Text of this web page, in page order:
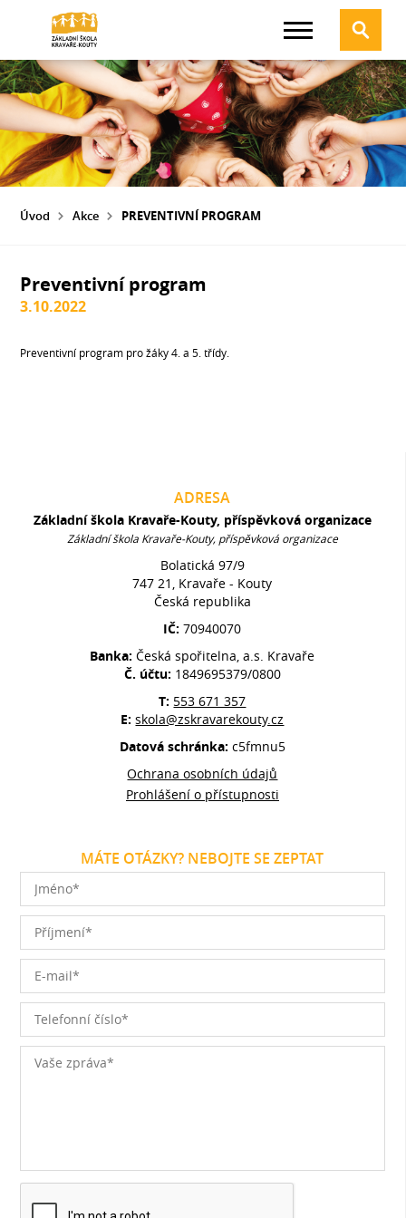
Úvod Akce PREVENTIVNÍ PROGRAM
Preventivní program
3.10.2022
Preventivní program pro žáky 4. a 5. třídy.
ADRESA
Základní škola Kravaře-Kouty, příspěvková organizace
Základní škola Kravaře-Kouty, příspěvková organizace
Bolatická 97/9
747 21, Kravaře - Kouty
Česká republika
IČ:70940070
Banka:Česká spořitelna, a.s. Kravaře
Č. účtu: 1849695379/0800
T: 553 671 357
E:skola@zskravarekouty.cz
Datová schránka: c5fmnu5
Ochrana osobních údajů
Prohlášení o přístupnosti
MÁTE OTÁZKY? NEBOJTE SE ZEPTAT